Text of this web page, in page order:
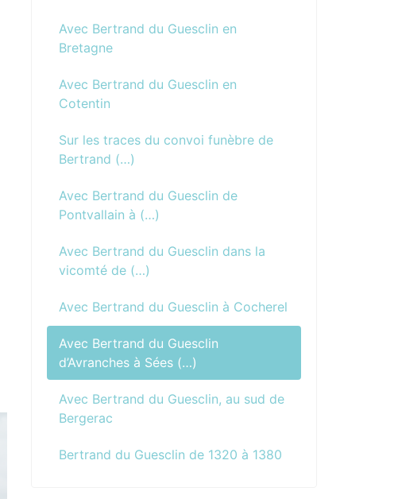
Avec Bertrand du Guesclin en
Bretagne
Avec Bertrand du Guesclin en
Cotentin
Sur les traces du convoi funèbre de
Bertrand (…)
Avec Bertrand du Guesclin de
Pontvallain à (…)
Avec Bertrand du Guesclin dans la
vicomté de (…)
Avec Bertrand du Guesclin à Cocherel
Avec Bertrand du Guesclin
d’Avranches à Sées (…)
Avec Bertrand du Guesclin, au sud de
Bergerac
Bertrand du Guesclin de 1320 à 1380